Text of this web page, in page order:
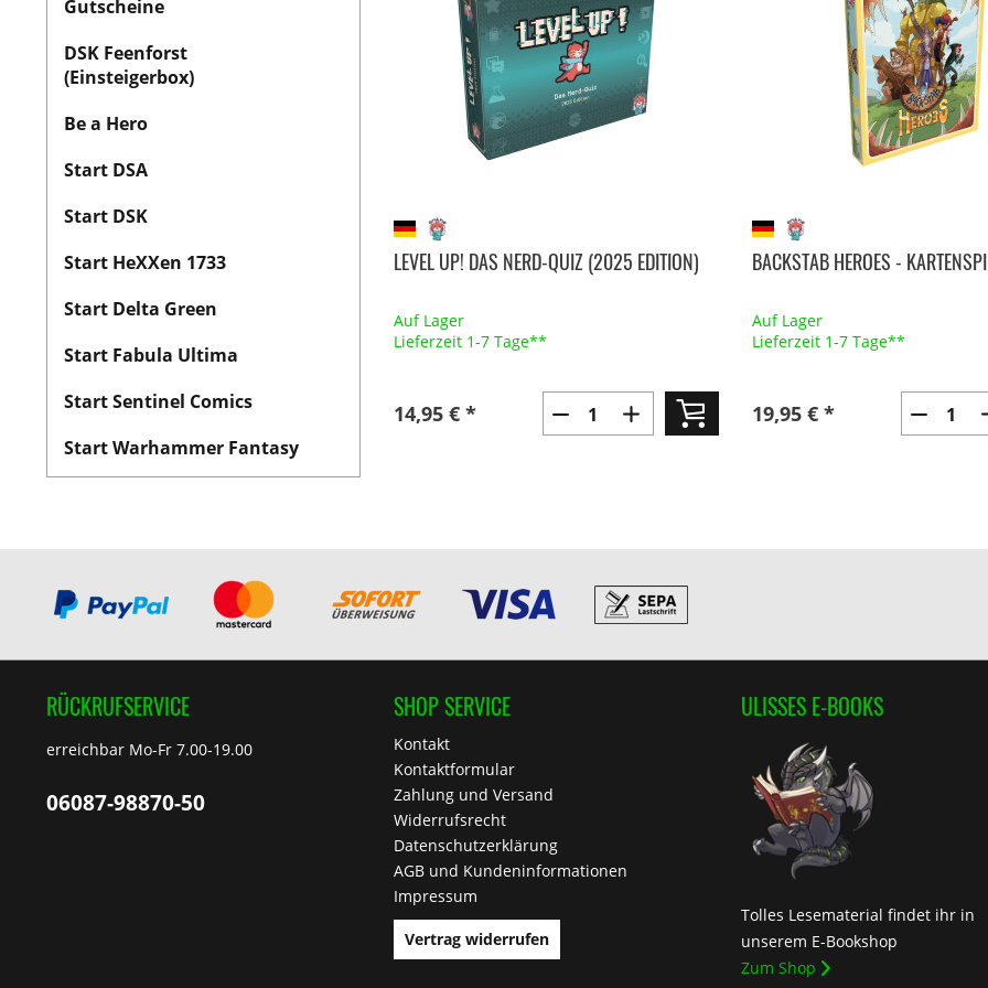
Gutscheine
DSK Feenforst
(Einsteigerbox)
Be a Hero
Start DSA
Start DSK
Start HeXXen 1733
Start Delta Green
Start Fabula Ultima
Start Sentinel Comics
Start Warhammer Fantasy
LEVEL UP! DAS NERD-QUIZ (2025 EDITION)
Auf Lager
Lieferzeit 1-7 Tage**
14,95 € *
BACKSTAB HEROES -
Auf Lager
Lieferzeit 1-7 Tage**
19,95 € *
RÜCKRUFSERVICE
erreichbar Mo-Fr 7.00-19.00
06087-98870-50
SHOP SERVICE
Kontakt
Kontaktformular
Zahlung und Versand
Widerrufsrecht
Datenschutzerklärung
AGB und Kundeninformationen
Impressum
Vertrag widerrufen
ULISSES E-BOOKS
Tolles Lesematerial findet ihr in
unserem E-Bookshop
Zum Shop